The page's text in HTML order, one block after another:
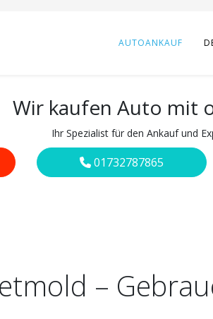
AUTOANKAUF
Wir kaufen Auto mit
Ihr Spezialist für den Ankauf und
01732787865
–